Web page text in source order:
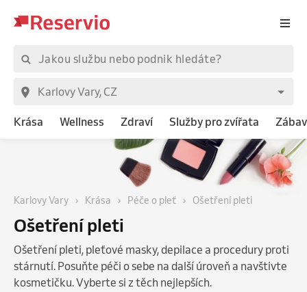
Krása Wellness Zdraví Služby pro zvířata
Karlovy Vary Krása Péče o pleť Ošetření pleti
Ošetření pleti
Ošetření pleti, pleťové masky, depilace a procedury proti
stárnutí. Posuňte péči o sebe na další úroveň a navštivte
kosmetičku. Vyberte si z těch nejlepších.